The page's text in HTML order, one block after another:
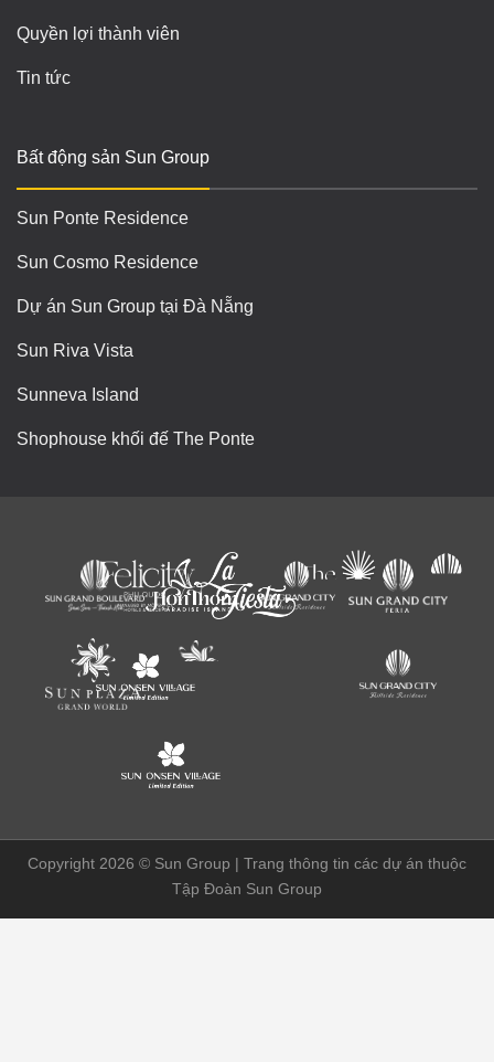
Quyền lợi thành viên
Tin tức
Bất động sản Sun Group
Sun Ponte Residence
Sun Cosmo Residence
Dự án Sun Group tại Đà Nẵng
Sun Riva Vista
Sunneva Island
Shophouse khối đế The Ponte
Copyright 2026 © Sun Group | Trang thông tin các dự án thuộc
Tập Đoàn Sun Group